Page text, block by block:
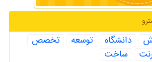
دانشگاه توسعه
تخصص
ساخت